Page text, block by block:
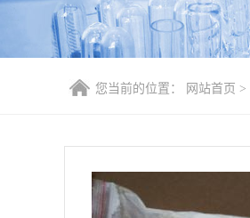
您当前的位置： 网站首页 >